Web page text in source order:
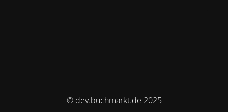
© dev.buchmarkt.de 2025